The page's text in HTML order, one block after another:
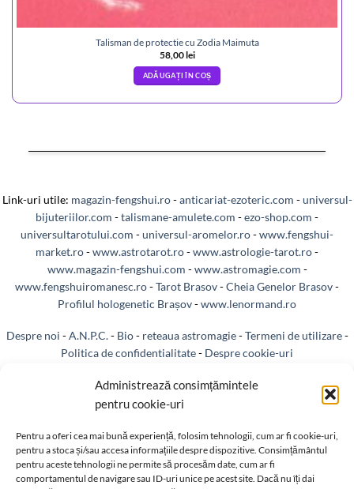
Administrează consimțămintele
pentru cookie-uri
Pentru a oferi cea mai bună experiență, folosim tehnologii, cum ar fi cookie-uri,
pentru a stoca și/sau accesa informațiile despre dispozitive. Consimțământul
pentru aceste tehnologii ne permite să procesăm date, cum ar fi
comportamentul de navigare sau ID-uri unice pe acest site. Dacă nu îți dai
Talisman de protectie cu Zodia Maimuta
58,00lei
ADĂUGAȚI ÎN COȘ
Link-uri utile: magazin-fengshui.ro-anticariat-ezoteric.com -universul-
bijuteriilor.com -talismane-amulete.com -ezo-shop.com -
universultarotului.com -universul-aromelor.ro-www.fengshui-
market.ro-www.astrotarot.ro-www.astrologie-tarot.ro-
www.magazin-fengshui.com -www.astromagie.com -
www.fengshuiromanesc.ro-Tarot Brasov-Cheia Genelor Brasov-
Profilul hologenetic Brașov-www.lenormand.ro
Despre noi -A.N.P.C.- Bio- reteaua astromagie-Termeni de utilizare-
Politica de confidentialitate- Despre cookie-uri
Reclamatii si retur-Politica de rezolvare a reclamatiilor